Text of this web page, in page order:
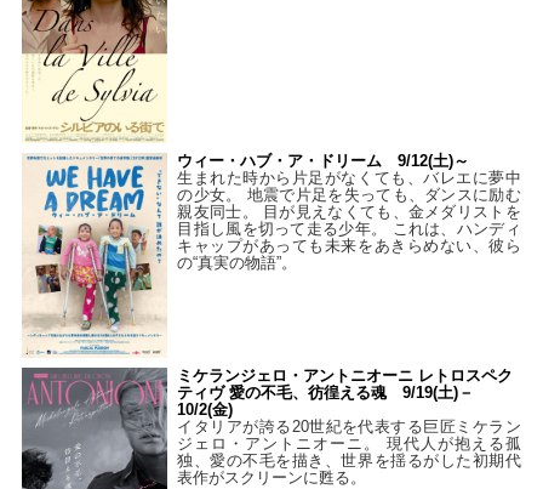
ウィー・ハブ・ア・ドリーム 9/12(土)～
生まれた時から片足がなくても、バレエに夢中
の少女。 地震で片足を失っても、ダンスに励む
親友同士。 目が見えなくても、金メダリストを
目指し風を切って走る少年。 これは、ハンディ
キャップがあっても未来をあきらめない、彼ら
の“真実の物語”。
ミケランジェロ・アントニオーニ レトロスペク
ティヴ 愛の不毛、彷徨える魂 9/19(土)－
10/2(金)
イタリアが誇る20世紀を代表する巨匠ミケラン
ジェロ・アントニオーニ。 現代人が抱える孤
独、愛の不毛を描き、世界を揺るがした初期代
表作がスクリーンに甦る。